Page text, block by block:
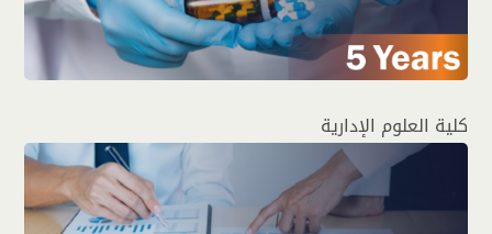
كلية العلوم الإدارية